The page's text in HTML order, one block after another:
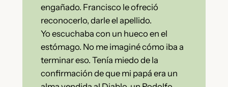
engañado. Francisco le ofreció
reconocerlo, darle el apellido.
Yo escuchaba con un hueco en el
estómago. No me imaginé cómo iba a
terminar eso. Tenía miedo de la
confirmación de que mi papá era un